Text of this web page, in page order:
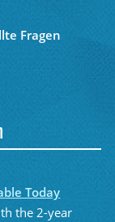
Fragen
Today
the 2-year